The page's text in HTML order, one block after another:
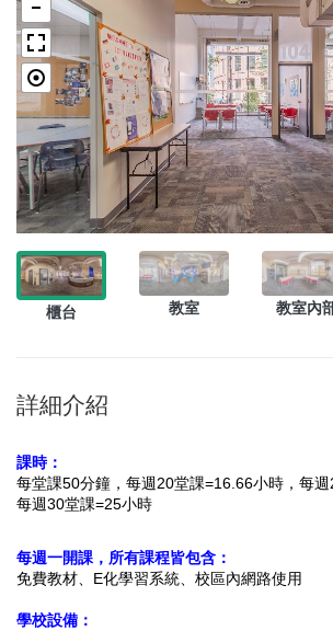
櫃台 教室 教室內
詳細介紹
課時：
每堂課50分鐘，每週20堂課=16.66小時 ，每
每週30堂課=25小時
每週一開課，所有課程皆包含：
免費教材、E化學習系統、校區內網路使用
學校設備：